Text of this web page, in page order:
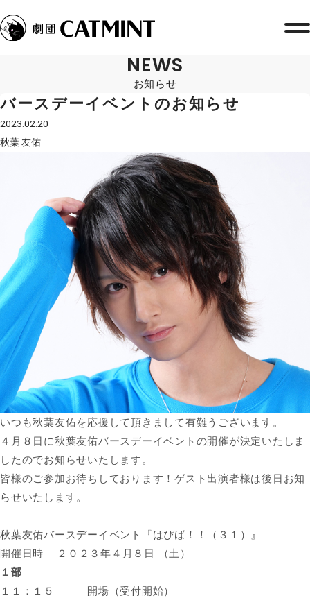
NEWS
お知らせ
バースデーイベントのお知らせ
2023.02.20
秋葉 友佑
いつも秋葉友佑を応援して頂きまして有難うございます。
４月８日に秋葉友佑バースデーイベントの開催が決定いたしま
したのでお知らせいたします。
皆様のご参加お待ちしております！ゲスト出演者様は後日お知
らせいたします。
秋葉友佑バースデーイベント『はぴば！！（３１）』
開催日時 ２０２３年４月８日 （土）
１部
１１：１５ 開場（受付開始）